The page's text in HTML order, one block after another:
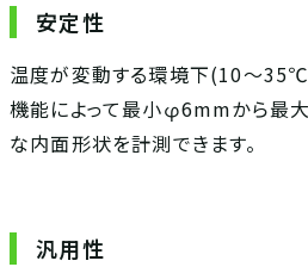
安定性
温度が変動する環境下(10～
機能によって最小φ6mmから最
な内面形状を計測できます。
汎用性